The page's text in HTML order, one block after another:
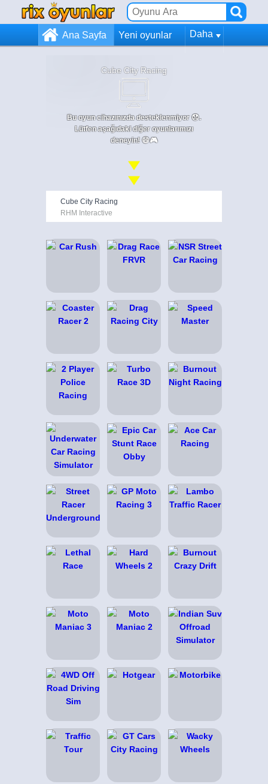
Ana Sayfa Yeni oyunlar Daha
Cube City Racing
Bu oyun cihazınızda desteklenmiyor 😞.
Lütfen aşağıdaki diğer oyunlarımızı
deneyin! 😄🎮
Cube City Racing
RHM Interactive